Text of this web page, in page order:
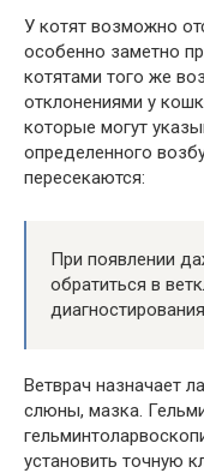
У котят возможно
особенно заметно
котятами того же
отклонениями у
которые могут
определенного
пересекаются:
При появлении
обратиться в
Ветврач назначает
слюны, мазка.
установить точную